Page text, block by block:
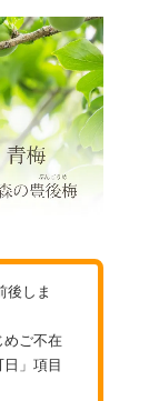
後しま
めご不在
」項目